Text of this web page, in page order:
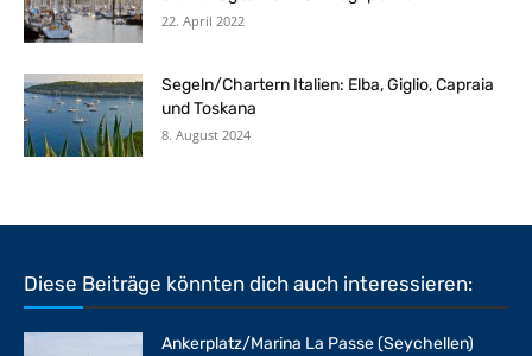
22. April 2022
Segeln/Chartern Italien: Elba, Giglio, Capraia
und Toskana
8. August 2024
Diese Beiträge könnten dich auch interessieren:
Ankerplatz/Marina La Passe (Seychellen)